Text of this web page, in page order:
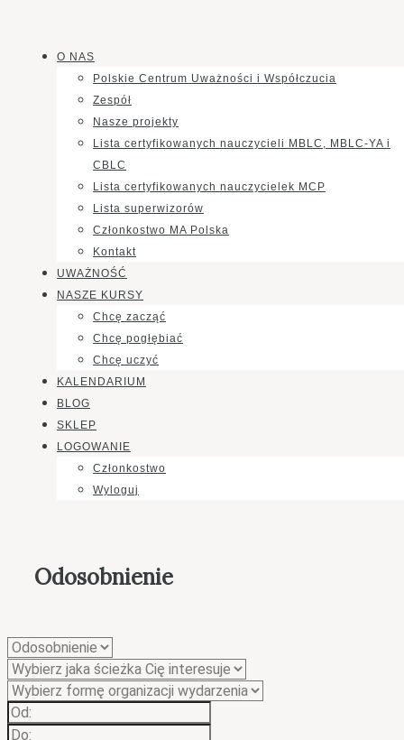
O NAS
Polskie Centrum Uważności i Współczucia
Zespół
Nasze projekty
Lista certyfikowanych nauczycieli MBLC, MBLC-YA i
CBLC
Lista certyfikowanych nauczycielek MCP
Lista superwizorów
Członkostwo MA Polska
Kontakt
UWAŻNOŚĆ
NASZE KURSY
Chcę zacząć
Chcę pogłębiać
Chcę uczyć
KALENDARIUM
BLOG
SKLEP
LOGOWANIE
Członkostwo
Wyloguj
Odosobnienie